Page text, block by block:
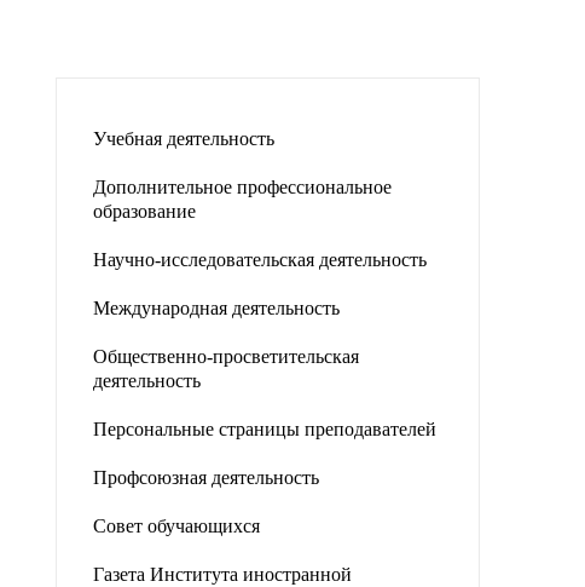
Учебная деятельность
Дополнительное профессиональное
образование
Научно-исследовательская деятельность
Международная деятельность
Общественно-просветительская
деятельность
Персональные страницы преподавателей
Профсоюзная деятельность
Совет обучающихся
Газета Института иностранной